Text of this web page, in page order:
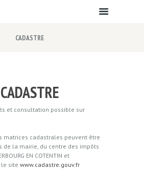
CADASTRE
CADASTRE
et consultation possible sur
matrices cadastrales peuvent être
de la mairie, du centre des impôts
EN COTENTIN et
site www.cadastre.gouv.fr